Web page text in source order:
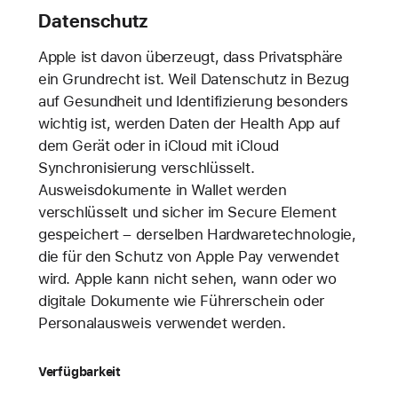
Datenschutz
Apple ist davon überzeugt, dass Privatsphäre
ein Grundrecht ist. Weil Datenschutz in Bezug
auf Gesundheit und Identifizierung besonders
wichtig ist, werden Daten der Health App auf
dem Gerät oder in iCloud mit iCloud
Synchronisierung verschlüsselt.
Ausweisdokumente in Wallet werden
verschlüsselt und sicher im Secure Element
gespeichert – derselben Hardwaretechnologie,
die für den Schutz von Apple Pay verwendet
wird. Apple kann nicht sehen, wann oder wo
digitale Dokumente wie Führerschein oder
Personalausweis verwendet werden.
Verfügbarkeit